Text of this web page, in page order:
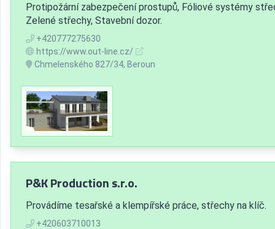
Protipožární zabezpečení prostupů, Fóliové systémy
Zelené střechy, Stavební dozor.
+420777275630
https://www.out-line.cz/
Chmelenského 827/34, Beroun
P&K Production s.r.o.
Provádíme tesařské a klempířské práce, střechy na klíč.
+420603710013